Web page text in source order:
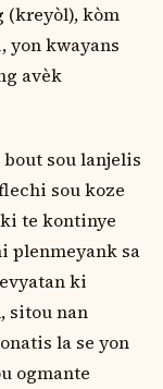
(kreyòl), kòm
yon kwayans
avѐk
sou lanjelis
sou koze
te kontinye
plenmeyank sa
ki
sitou nan
la se yon
ogmante